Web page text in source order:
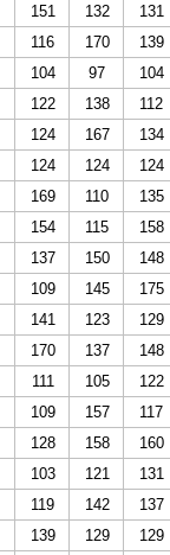
151 132
131
116 170
139
104 97
104
122 138
112
124 167
134
124 124
124
169 110
135
154 115
158
137 150
148
109 145
175
141 123
129
170 137
148
111 105
122
109 157
117
128 158
160
103 121
131
119 142
137
139 129
129